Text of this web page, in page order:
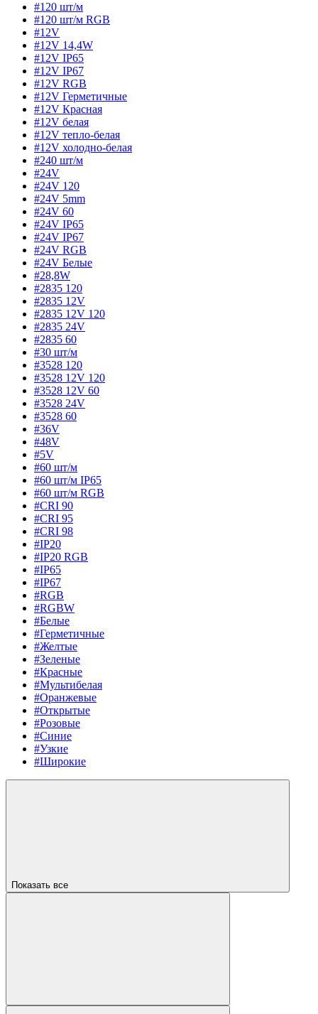
#120 шт/м
#120 шт/м RGB
#12V
#12V 14,4W
#12V IP65
#12V IP67
#12V RGB
#12V Герметичные
#12V Красная
#12V белая
#12V тепло-белая
#12V холодно-белая
#240 шт/м
#24V
#24V 120
#24V 5mm
#24V 60
#24V IP65
#24V IP67
#24V RGB
#24V Белые
#28,8W
#2835 120
#2835 12V
#2835 12V 120
#2835 24V
#2835 60
#30 шт/м
#3528 120
#3528 12V 120
#3528 12V 60
#3528 24V
#3528 60
#36V
#48V
#5V
#60 шт/м
#60 шт/м IP65
#60 шт/м RGB
#CRI 90
#CRI 95
#CRI 98
#IP20
#IP20 RGB
#IP65
#IP67
#RGB
#RGBW
#Белые
#Герметичные
#Желтые
#Зеленые
#Красные
#Мультибелая
#Оранжевые
#Открытые
#Розовые
#Синие
#Узкие
#Широкие
Показать все